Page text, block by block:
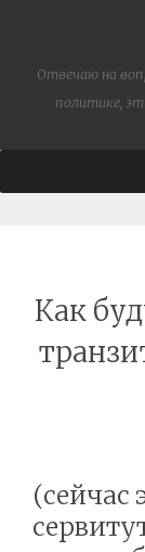
Отвечаю на
политике,
Как
(сейчас